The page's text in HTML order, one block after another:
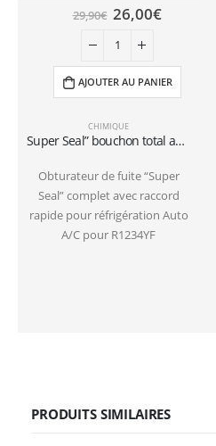
CHIMIQUE
Super Seal” bouchon total avec raccord rapide pour réfrigération Car R1234YF
Obturateur de fuite “Super
Seal” complet avec raccord
rapide pour réfrigération Auto
A/C pour R1234YF
29,90€ 26,00€
AJOUTER AU PANIER
PRODUITS SIMILAIRES